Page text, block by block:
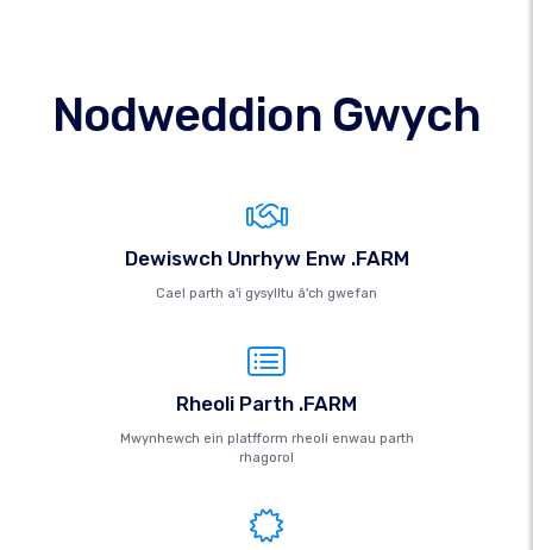
Nodweddion Gwych
Dewiswch Unrhyw Enw .FARM
Cael parth a'i gysylltu â'ch gwefan
Rheoli Parth .FARM
Mwynhewch ein platfform rheoli enwau parth
rhagorol